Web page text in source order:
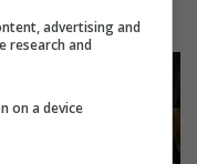
advertising and
research and
on a device